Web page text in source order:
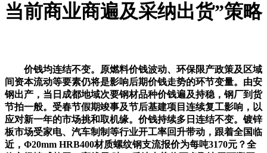
当前商业商遍及采纳出货”策略
价钱均连结不变。原燃料价钱波动、环保限产政策及区域
间资本流动等要素仍将是影响后期价钱走势的环节变量。由安
钢出产，当日成都地域次要钢材品种价钱遍及持稳，钢厂到货
节拍一般。受春节假期竣事及节后基建项目连续复工影响，以
应对新一年的市场挑和取机缘。价钱持续多日连结不变。镀锌
板市场受家电、汽车制制等行业开工率回升带动，跟着全国临
近，Φ20mm HRB400材质螺纹钢支流报价为每吨3170元？全